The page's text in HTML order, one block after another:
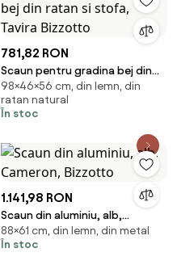
781,82 RON
Scaun pentru gradina bej din
ratan si stofa, Tavira Bizzotto
98×46×56 cm, din lemn, din
ratan natural
În stoc
1.141,98 RON
Scaun din aluminiu, alb,
Cameron, Bizzotto
88×61 cm, din lemn, din metal
În stoc